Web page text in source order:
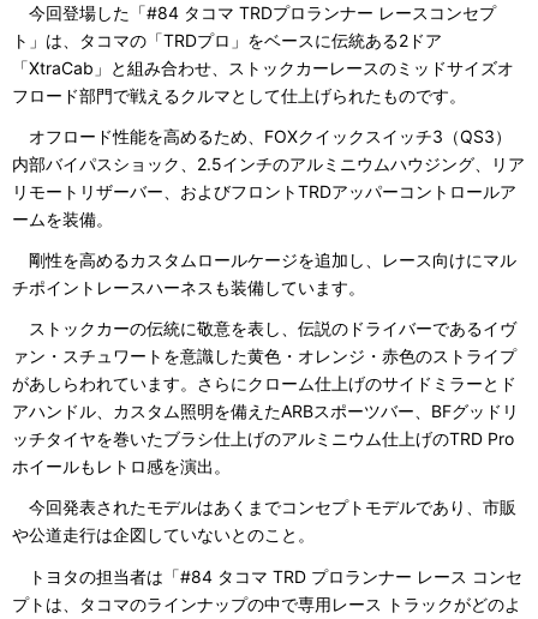
今回登場した「#84 タコマ TRDプロランナー レースコンセプ
ト」は、タコマの「TRDプロ」をベースに伝統ある2ドア
「XtraCab」と組み合わせ、ストックカーレースのミッドサイズオ
フロード部門で戦えるクルマとして仕上げられたものです。
オフロード性能を高めるため、FOXクイックスイッチ3（QS3）
内部バイパスショック、2.5インチのアルミニウムハウジング、リア
リモートリザーバー、およびフロントTRDアッパーコントロールア
ームを装備。
剛性を高めるカスタムロールケージを追加し、レース向けにマル
チポイントレースハーネスも装備しています。
ストックカーの伝統に敬意を表し、伝説のドライバーであるイヴ
ァン・スチュワートを意識した黄色・オレンジ・赤色のストライプ
があしらわれています。さらにクローム仕上げのサイドミラーとド
アハンドル、カスタム照明を備えたARBスポーツバー、BFグッドリ
ッチタイヤを巻いたブラシ仕上げのアルミニウム仕上げのTRD Pro
ホイールもレトロ感を演出。
今回発表されたモデルはあくまでコンセプトモデルであり、市販
や公道走行は企図していないとのこと。
トヨタの担当者は「#84 タコマ TRD プロランナー レース コンセ
プトは、タコマのラインナップの中で専用レース トラックがどのよ